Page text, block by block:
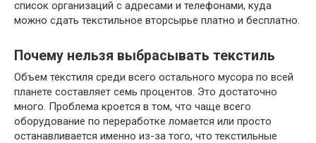
список организаций с адресами и телефонами, куда
можно сдать текстильное вторсырье платно и бесплатно.
Почему нельзя выбрасывать текстиль
Объем текстиля среди всего остального мусора по всей
планете составляет семь процентов. Это достаточно
много. Проблема кроется в том, что чаще всего
оборудование по переработке ломается или просто
останавливается именно из-за того, что текстильные